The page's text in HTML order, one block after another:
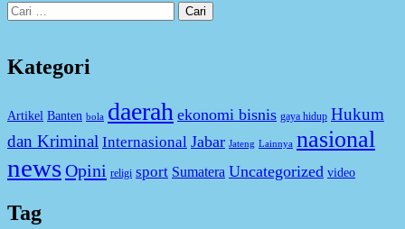
Cari
untuk:
Kategori
Artikel Banten bola daerah ekonomi bisnis gaya hidup Hukum
dan Kriminal Internasional Jabar Jateng Lainnya nasional
newsOpini religi sport Sumatera Uncategorized video
Tag